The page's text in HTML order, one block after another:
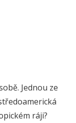
Jednou ze
ráji?